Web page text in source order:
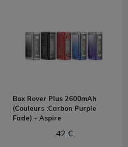
Box Rover Plus 2600mAh
(Couleurs :Carbon Purple
Fade) - Aspire
42 €